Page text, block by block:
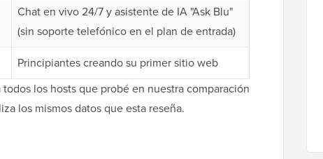
Chat en vivo 24/7 y asistente de IA "Ask Blu"
(sin soporte telefónico en el plan de entrada)
Principiantes creando su primer sitio web
los hosts que probé en nuestra comparación
los mismos datos que esta reseña.